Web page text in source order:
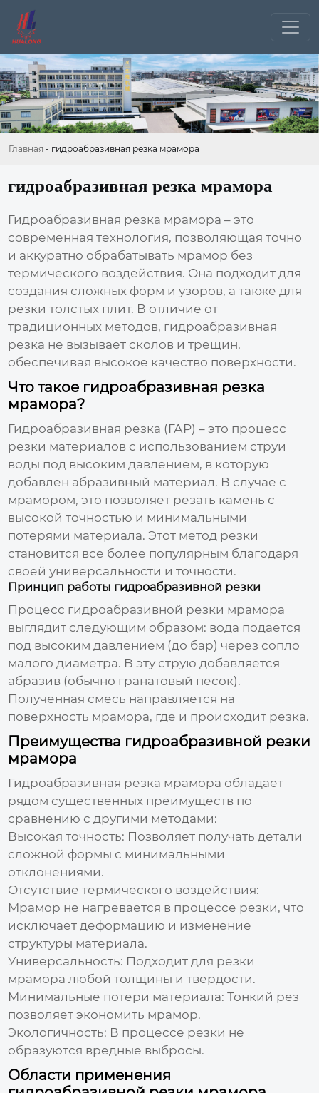
Главная - гидроабразивная резка мрамора
гидроабразивная резка мрамора
Гидроабразивная резка мрамора – это
современная технология, позволяющая точно
и аккуратно обрабатывать мрамор без
термического воздействия. Она подходит для
создания сложных форм и узоров, а также для
резки толстых плит. В отличие от
традиционных методов, гидроабразивная
резка не вызывает сколов и трещин,
обеспечивая высокое качество поверхности.
Что такое гидроабразивная резка
мрамора?
Гидроабразивная резка (ГАР) – это процесс
резки материалов с использованием струи
воды под высоким давлением, в которую
добавлен абразивный материал. В случае с
мрамором, это позволяет резать камень с
высокой точностью и минимальными
потерями материала. Этот метод резки
становится все более популярным благодаря
своей универсальности и точности.
Принцип работы гидроабразивной резки
Процесс гидроабразивной резки мрамора
выглядит следующим образом: вода подается
под высоким давлением (до бар) через сопло
малого диаметра. В эту струю добавляется
абразив (обычно гранатовый песок).
Полученная смесь направляется на
поверхность мрамора, где и происходит резка.
Преимущества гидроабразивной резки
мрамора
Гидроабразивная резка мрамора обладает
рядом существенных преимуществ по
сравнению с другими методами:
Высокая точность: Позволяет получать детали
сложной формы с минимальными
отклонениями.
Отсутствие термического воздействия:
Мрамор не нагревается в процессе резки, что
исключает деформацию и изменение
структуры материала.
Универсальность: Подходит для резки
мрамора любой толщины и твердости.
Минимальные потери материала: Тонкий рез
позволяет экономить мрамор.
Экологичность: В процессе резки не
образуются вредные выбросы.
Области применения